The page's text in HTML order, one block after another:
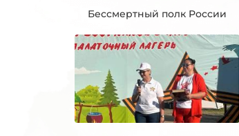
Бессмертный полк России